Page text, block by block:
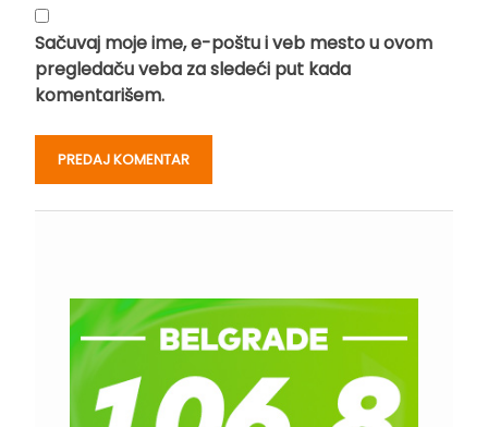
Sačuvaj moje ime, e-poštu i veb mesto u ovom
pregledaču veba za sledeći put kada
komentarišem.